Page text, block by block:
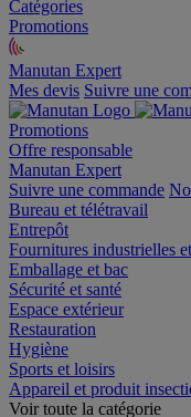
Catégories
Promotions
Manutan Expert
offre reconditionnée
Mes devis Suivre une
Promotions
Offre responsable
Manutan Expert
Suivre une commande
Bureau et télétravail
Entrepôt
Fournitures industrielles et
Emballage et bac
Sécurité et santé
Espace extérieur
Restauration
Hygiène
Sports et loisirs
Appareil et produit